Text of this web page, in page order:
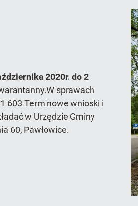
2020r. do 2
sprawach
603.Terminowe wnioski i
w Urzędzie Gminy
60, Pawłowice.